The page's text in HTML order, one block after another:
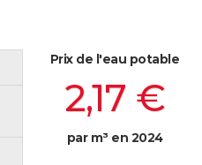
Prix de l'eau potable
2,17 €
par m³ en 2024